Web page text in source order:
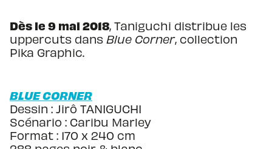
Dès le 9 mai 2018, Taniguchi distribue les
uppercuts dans Blue Corner, collection
Pika Graphic.
BLUE CORNER
Dessin : Jirô TANIGUCHI
Scénario : Caribu Marley
Format : 170 x 240 cm